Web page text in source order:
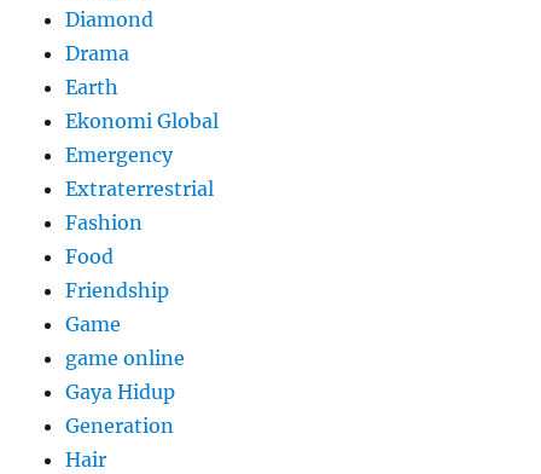
Diamond
Drama
Earth
Ekonomi Global
Emergency
Extraterrestrial
Fashion
Food
Friendship
Game
game online
Gaya Hidup
Generation
Hair